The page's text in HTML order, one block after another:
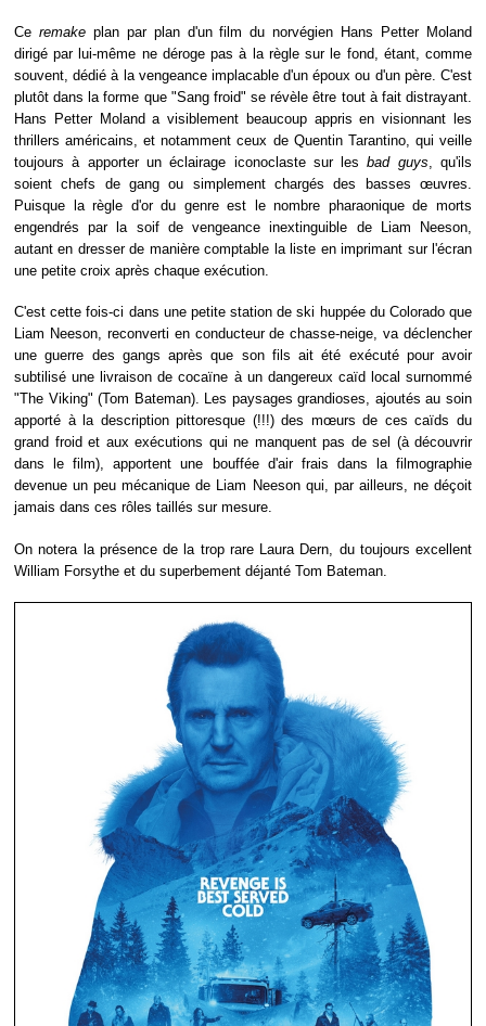
Ce remakeplan par plan d'un film du norvégien Hans Petter Moland
dirigé par lui-même ne déroge pas à la règle sur le fond, étant, comme
souvent, dédié à la vengeance implacable d'un époux ou d'un père. C'est
plutôt dans la forme que "Sang froid" se révèle être tout à fait distrayant.
Hans Petter Moland a visiblement beaucoup appris en visionnant les
thrillers américains, et notamment ceux de Quentin Tarantino, qui veille
toujours à apporter un éclairage iconoclaste sur lesbad guys , qu'ils
soient chefs de gang ou simplement chargés des basses œuvres.
Puisque la règle d'or du genre est le nombre pharaonique de morts
engendrés par la soif de vengeance inextinguible de Liam Neeson,
autant en dresser de manière comptable la liste en imprimant sur l'écran
une petite croix après chaque exécution.
C'est cette fois-ci dans une petite station de ski huppée du Colorado que
Liam Neeson, reconverti en conducteur de chasse-neige, va déclencher
une guerre des gangs après que son fils ait été exécuté pour avoir
subtilisé une livraison de cocaïne à un dangereux caïd local surnommé
"The Viking" (Tom Bateman). Les paysages grandioses, ajoutés au soin
apporté à la description pittoresque (!!!) des mœurs de ces caïds du
grand froid et aux exécutions qui ne manquent pas de sel (à découvrir
dans le film), apportent une bouffée d'air frais dans la filmographie
devenue un peu mécanique de Liam Neeson qui, par ailleurs, ne déçoit
jamais dans ces rôles taillés sur mesure.
On notera la présence de la trop rare Laura Dern, du toujours excellent
William Forsythe et du superbement déjanté Tom Bateman.